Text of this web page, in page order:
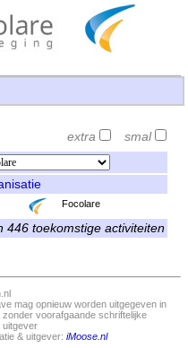
extra smal
Focolare
446 toekomstige activiteiten
mag opnieuw worden uitgegeven in
voorafgaande schriftelijke
uitgever
& uitgever: iMoose.nl